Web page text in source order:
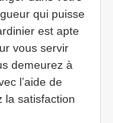
qui puisse
est apte
vous servir
demeurez à
l’aide de
la satisfaction